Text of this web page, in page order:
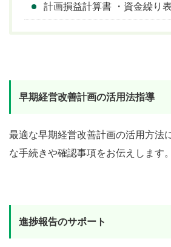
計画損益計算書 ・資金繰り表
早期経営改善計画の活用法指導
最適な早期経営改善計画の活用方法
な手続きや確認事項をお伝えします。
進捗報告のサポート